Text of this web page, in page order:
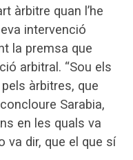
àrbitre quan l’he
intervenció
la premsa que
arbitral. “Sou els
àrbitres, que
Sarabia,
en les quals va
va dir, que el que sí